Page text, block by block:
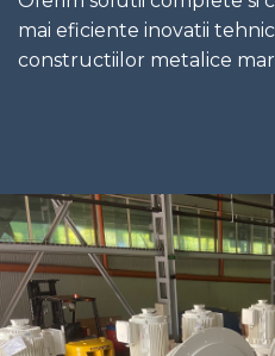
mai eficiente inovatii
constructiilor metalice